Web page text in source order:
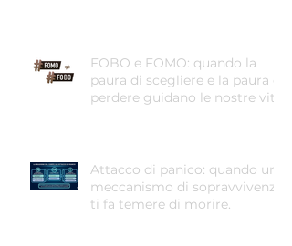
FOBO e FOMO: quando la
paura di scegliere e la paura di
perdere guidano le nostre vite
Attacco di panico: quando un
meccanismo di sopravvivenza
ti fa temere di morire.